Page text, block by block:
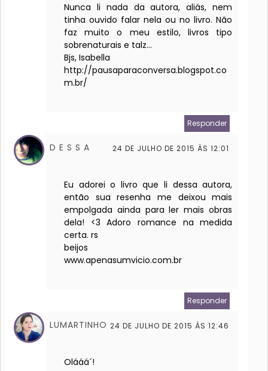
Nunca li nada da autora, aliás, nem
tinha ouvido falar nela ou no livro. Não
faz muito o meu estilo, livros tipo
sobrenaturais e talz...
Bjs, Isabella
http://pausaparaconversa.blogspot.co
m.br/
Responder
D E S S A 24 DE JULHO DE 2015 ÀS 12:01
Eu adorei o livro que li dessa autora,
então sua resenha me deixou mais
empolgada ainda para ler mais obras
dela! <3 Adoro romance na medida
certa. rs
beijos
www.apenasumvicio.com.br
Responder
LUMARTINHO 24 DE JULHO DE 2015 ÀS 12:46
Olááá´!